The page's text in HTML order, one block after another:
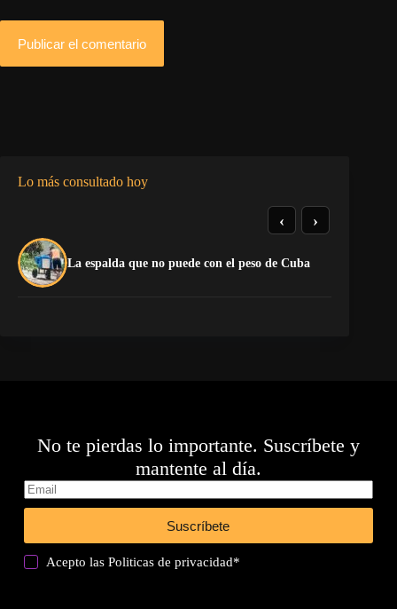
Publicar el comentario
Lo más consultado hoy
La espalda que no puede con el peso de Cuba
‹ ›
No te pierdas lo importante. Suscríbete y
mantente al día.
Suscríbete
Acepto lasPoliticas de privacidad*